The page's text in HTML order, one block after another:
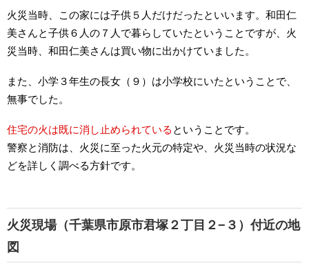
火災当時、この家には子供５人だけだったといいます。和田仁
美さんと子供６人の７人で暮らしていたということですが、火
災当時、和田仁美さんは買い物に出かけていました。
また、小学３年生の長女（９）は小学校にいたということで、
無事でした。
住宅の火は既に消し止められている ということです。
警察と消防は、火災に至った火元の特定や、火災当時の状況な
どを詳しく調べる方針です。
火災現場（千葉県市原市君塚２丁目２−３）付近の地
図